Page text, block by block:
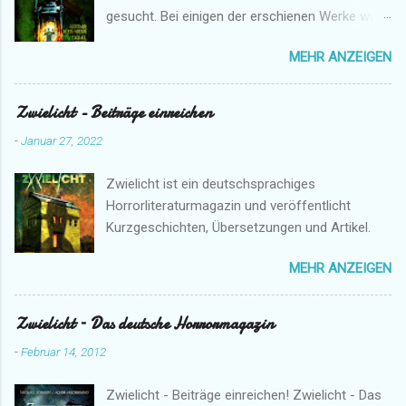
gesucht. Bei einigen der erschienen Werke war
MEHR ANZEIGEN
Zwielicht - Beiträge einreichen
-Januar 27, 2022
Zwielicht ist ein deutschsprachiges
Horrorliteraturmagazin und veröffentlicht
Kurzgeschichten, Übersetzungen und Artikel.
MEHR ANZEIGEN
Zwielicht – Das deutsche Horrormagazin
-Februar 14, 2012
Zwielicht - Beiträge einreichen! Zwielicht - Das